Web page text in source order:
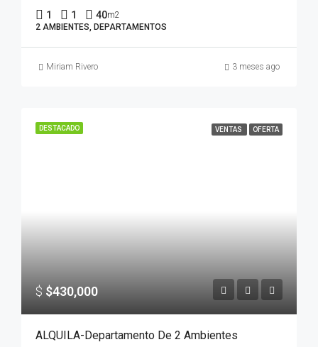
1 1 40m2
2 AMBIENTES, DEPARTAMENTOS
Miriam Rivero 3 meses ago
DESTACADO VENTAS OFERTA
$ $430,000
ALQUILA-Departamento De 2 Ambientes